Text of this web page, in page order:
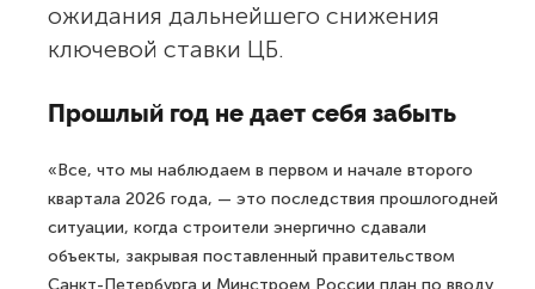
ожидания дальнейшего снижения
ключевой ставки ЦБ.
Прошлый год не дает себя забыть
«Все, что мы наблюдаем в первом и начале второго
квартала 2026 года, — это последствия прошлогодней
ситуации, когда строители энергично сдавали
объекты, закрывая поставленный правительством